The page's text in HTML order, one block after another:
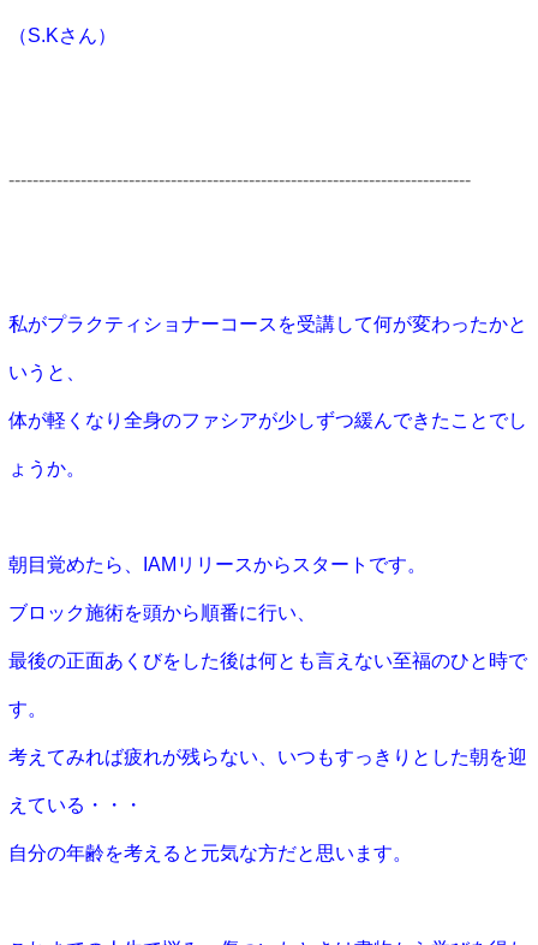
（S.Kさん）
-----------------------------------------------------------------------------
私がプラクティショナーコースを受講して何が変わったかと
いうと
体が軽くなり全身のファシアが少しずつ緩んできたことでし
ょうか。
朝目覚めたら、IAMリリースからスタートです。
ブロック施術を頭から順番に行い、
最後の正面あくびをした後は何とも言えない至福のひと時で
す。
考えてみれば疲れが残らない、いつもすっきりとした朝を迎
えている・・・
自分の年齢を考えると元気な方だと思います。